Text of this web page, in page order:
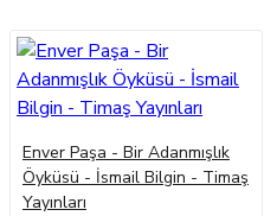
Enver Paşa - Bir Adanmışlık
Öyküsü - İsmail Bilgin - Timaş
Yayınları